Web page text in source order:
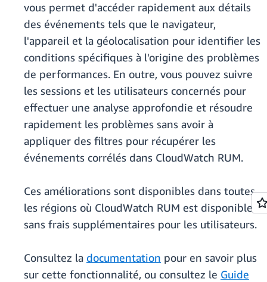
vous permet d'accéder rapidement aux détails
des événements tels que le navigateur,
l'appareil et la géolocalisation pour identifier les
conditions spécifiques à l'origine des problèmes
de performances. En outre, vous pouvez suivre
les sessions et les utilisateurs concernés pour
effectuer une analyse approfondie et résoudre
rapidement les problèmes sans avoir à
appliquer des filtres pour récupérer les
événements corrélés dans CloudWatch RUM.
Ces améliorations sont disponibles dans toutes
les régions où CloudWatch RUM est disponible
sans frais supplémentaires pour les utilisateurs.
Consultez la documentation pour en savoir plus
sur cette fonctionnalité, ou consultez le Guide